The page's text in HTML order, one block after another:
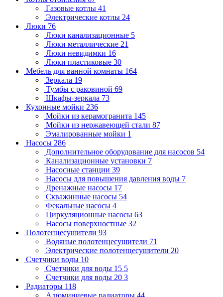
Газовые котлы 41
Электрические котлы 24
Люки 76
Люки канализационные 5
Люки металлические 21
Люки невидимки 16
Люки пластиковые 30
Мебель для ванной комнаты 164
Зеркала 19
Тумбы с раковиной 69
Шкафы-зеркала 73
Кухонные мойки 236
Мойки из керамогранита 145
Мойки из нержавеющей стали 87
Эмалированные мойки 1
Насосы 286
Дополнительное оборудование для насосов 54
Канализационные установки 7
Насосные станции 39
Насосы для повышения давления воды 7
Дренажные насосы 17
Скважинные насосы 54
Фекальные насосы 4
Циркуляционные насосы 63
Насосы поверхностные 32
Полотенцесушители 93
Водяные полотенцесушители 71
Электрические полотенцесушители 20
Счетчики воды 10
Счетчики для воды 15 5
Счетчики для воды 20 3
Радиаторы 118
Алюминиевые радиаторы 44